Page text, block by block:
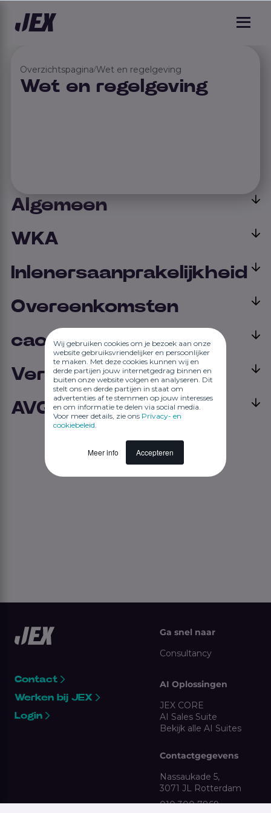
Wij gebruiken cookies om je bezoek aan onze
website gebruiksvriendelijker en persoonlijker
te maken. Met deze cookies kunnen wij en
derde partijen jouw internetgedrag binnen en
buiten onze website volgen en analyseren. Dit
stelt ons en derde partijen in staat om
advertenties af te stemmen op jouw interesses
en om informatie te delen via social media.
Voor meer details, zie ons Privacy- en
cookiebeleid
Meer info Accepteren
Overzichtspagina/Wet en regelgeving
Wet en regelgeving
Algemeen
WKA
Inlenersaanprakelijkheid
Overeenkomsten
cao
Verzuim
AVG
Contact
Werken bij JEX
Login
Ga snel naar
Consultancy
AI Oplossingen
JEX CORE
AI Sales Suite
Bekijk alle AI Suites
Contactgegevens
Nassaukade 5,
3071 JL Rotterdam
010 300 7869